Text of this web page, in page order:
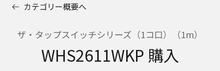
カテゴリー概要へ
ザ・タップスイッチシリーズ（1コ口）（1m）
WHS2611WKP 購入